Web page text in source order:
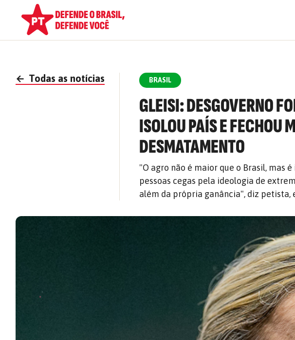
← Todas as notícias BRASIL
GLEISI: DESGOVERNO
ISOLOU PAÍS E FECHOU
DESMATAMENTO
"O agro não é maior que o Brasil, mas
pessoas cegas pela ideologia de
além da própria ganância", diz petista,